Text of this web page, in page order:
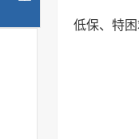
低保、特